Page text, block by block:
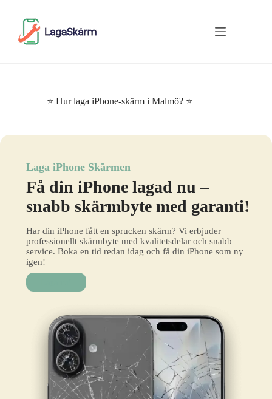
⭐ Hur laga iPhone-skärm i Malmö? ⭐
Laga iPhone Skärmen
Få din iPhone lagad nu –
snabb skärmbyte med garanti!
Har din iPhone fått en sprucken skärm? Vi erbjuder
professionellt skärmbyte med kvalitetsdelar och snabb
service. Boka en tid redan idag och få din iPhone som ny
igen!